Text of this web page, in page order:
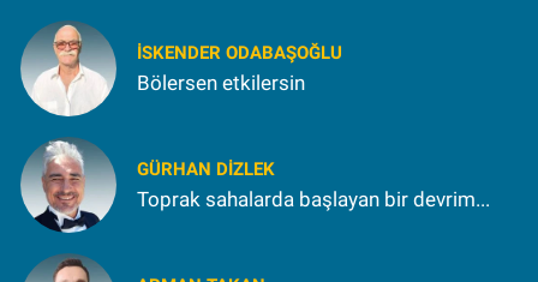
İSKENDER ODABAŞOĞLU
Bölersen etkilersin
GÜRHAN DIZLEK
Toprak sahalarda başlayan bir devrim...